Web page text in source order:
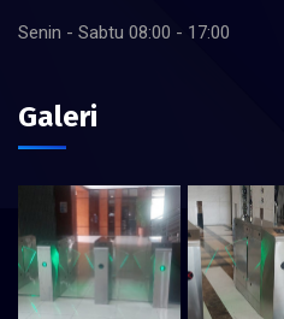
Senin - Sabtu 08:00 - 17:00
Galeri